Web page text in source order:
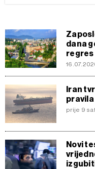
dana
regres
Iran
pravila
prije 9
Novi